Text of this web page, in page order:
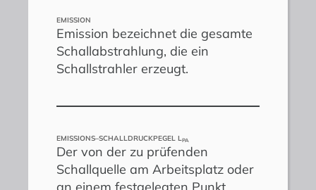
EMISSION
Emission bezeichnet die gesamte
Schallabstrahlung, die ein
Schallstrahler erzeugt.
EMISSIONS–SCHALLDRUCKPEGEL LPA
Der von der zu prüfenden
Schallquelle am Arbeitsplatz oder
an einem festgelegten Punkt